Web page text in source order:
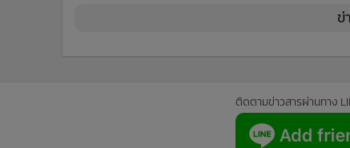
ข่
ติดตามข่าวสารผ่านทาง